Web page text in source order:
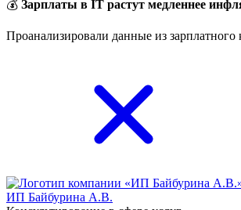
💰 Зарплаты в IT растут медленнее
Проанализировали данные из зарплатного
ИП Байбурина А.В.